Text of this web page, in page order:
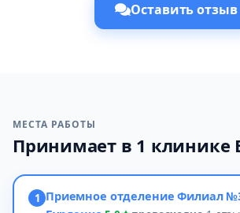
Оставить отзыв
МЕСТА РАБОТЫ
Принимает в 1 клинике
1 Приемное отделение Филиал